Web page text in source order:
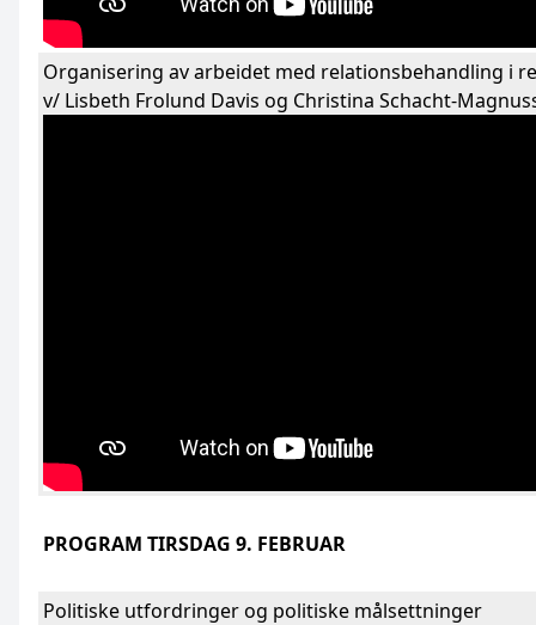
Organisering av arbeidet med relationsbehandling i
v/ Lisbeth Frolund Davis og Christina Schacht-
PROGRAM TIRSDAG 9. FEBRUAR
Politiske utfordringer og politiske målsettninger